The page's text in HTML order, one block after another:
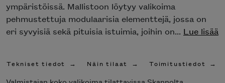
ympäristöissä. Mallistoon löytyy valikoima
pehmustettuja modulaarisia elementtejä, jossa on
eri syvyisiä sekä pituisia istuimia, joihin on... Lue lisää
Tekniset tiedot Näin tilaat Toimitustiedot